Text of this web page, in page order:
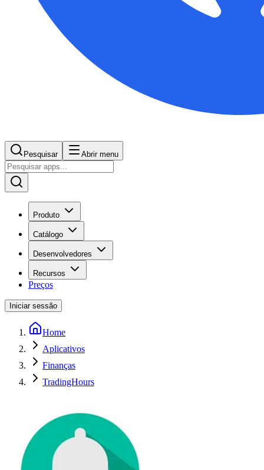
Pesquisar Abrir menu
Produto
Catálogo
Desenvolvedores
Recursos
Preços
Iniciar sessão
Home
Aplicativos
Finanças
TradingHours